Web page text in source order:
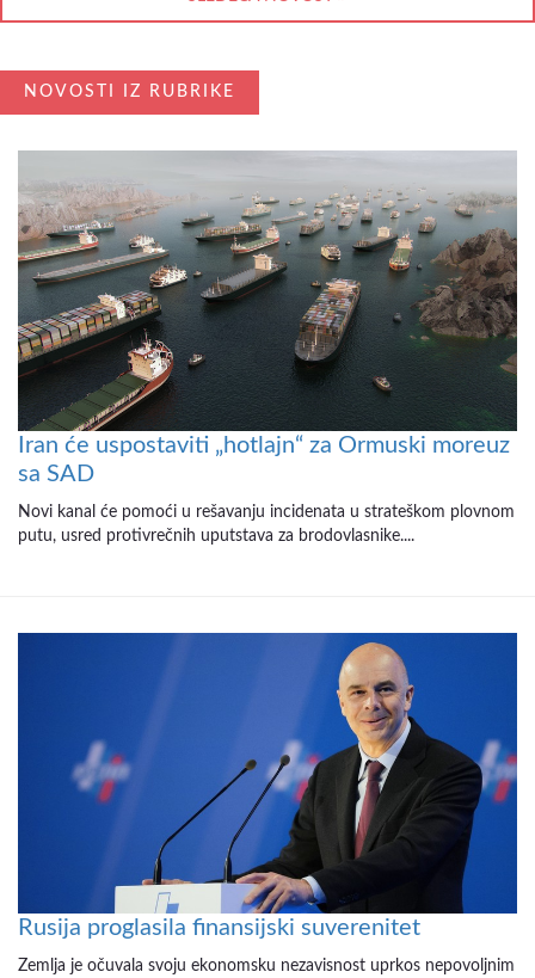
NOVOSTI IZ RUBRIKE
Iran će uspostaviti „hotlajn“ za Ormuski moreuz
sa SAD
Novi kanal će pomoći u rešavanju incidenata u strateškom plovnom
putu, usred protivrečnih uputstava za brodovlasnike....
Rusija proglasila finansijski suverenitet
Zemlja je očuvala svoju ekonomsku nezavisnost uprkos nepovoljnim